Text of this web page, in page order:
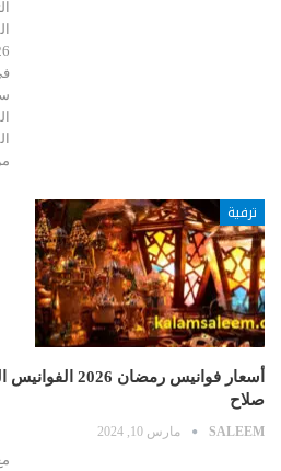
ترفية
أسعار فوانيس
صلاح
SALEEM مارس 10, 2024